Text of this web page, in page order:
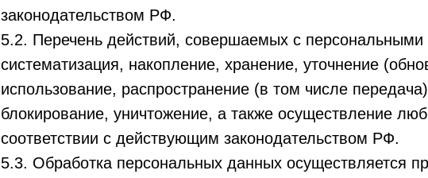
законодательством РФ.
5.2. Перечень действий, совершаемых с
систематизация, накопление, хранение, уточнение
использование, распространение (в том числе
блокирование, уничтожение, а также осуществление
соответствии с действующим законодательством РФ.
5.3. Обработка персональных данных осуществляется